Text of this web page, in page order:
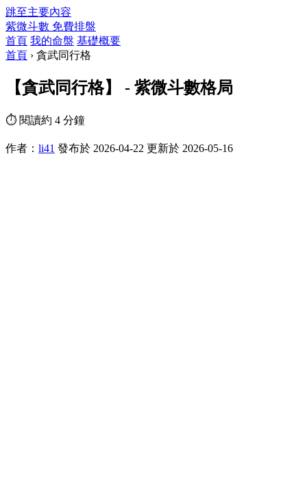
跳至主要內容
紫微斗數 免費排盤
首頁 我的命盤 基礎概要
首頁 › 貪武同行格
【貪武同行格】 - 紫微斗數格局
⏱ 閱讀約 4 分鐘
作者： li41 發布於 2026-04-22 更新於 2026-05-16